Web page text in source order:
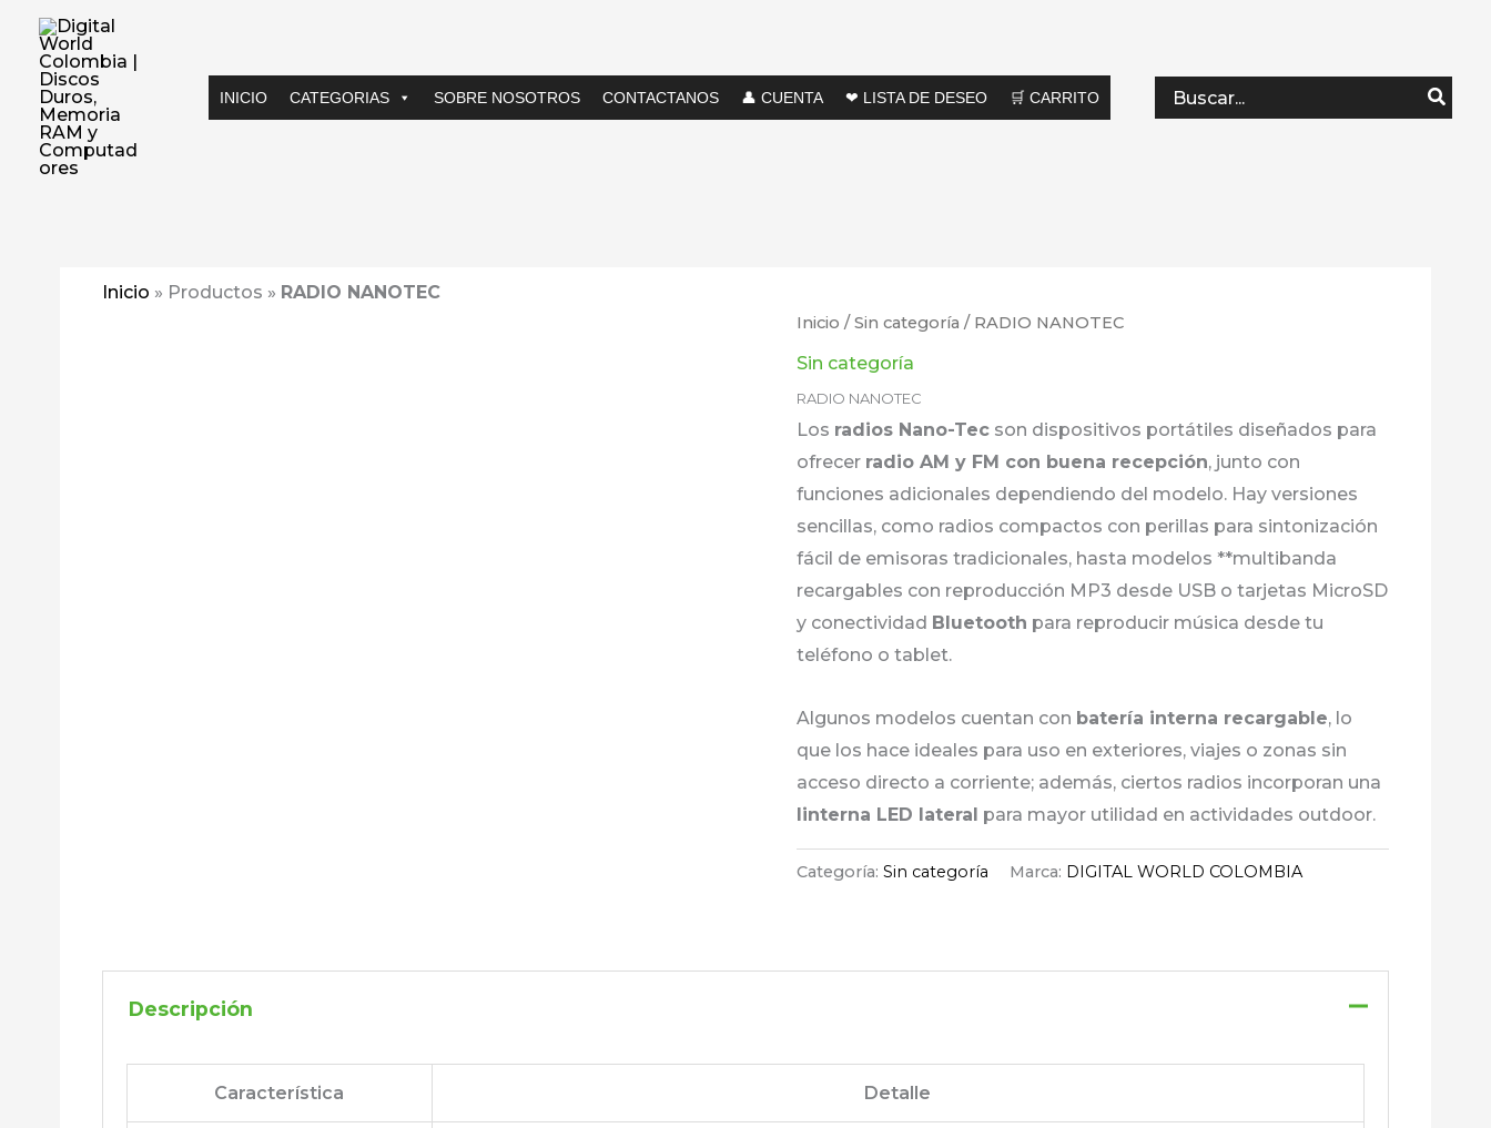
contenido
INICIO CATEGORIAS SOBRE NOSOTROS CONTACTANOS 👤 CUENTA ❤ LISTA DE DESEO 🛒 CARRITO
Search
for:
Inicio » Productos » RADIO NANOTEC
Inicio /Sin categoría / RADIO NANOTEC
Sin categoría
RADIO NANOTEC
Los radios Nano-Tec son dispositivos portátiles diseñados para
ofrecer radio AM y FM con buena recepción, junto con
funciones adicionales dependiendo del modelo. Hay versiones
sencillas, como radios compactos con perillas para sintonización
fácil de emisoras tradicionales, hasta modelos **multibanda
recargables con reproducción MP3 desde USB o tarjetas MicroSD
y conectividad Bluetooth para reproducir música desde tu
teléfono o tablet.
Algunos modelos cuentan con batería interna recargable, lo
que los hace ideales para uso en exteriores, viajes o zonas sin
acceso directo a corriente; además, ciertos radios incorporan una
linterna LED lateral para mayor utilidad en actividades outdoor.
Categoría:Sin categoría Marca: DIGITAL WORLD COLOMBIA
Descripción
Característica Detalle